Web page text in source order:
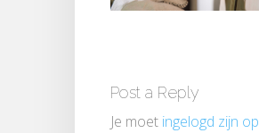
Post a Reply
Je moet ingelogd zijn op